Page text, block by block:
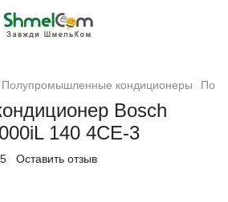
Полупромышленные кондиционеры
Bosch
140 4CE-3
Оставить отзыв